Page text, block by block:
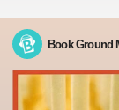
Book Ground